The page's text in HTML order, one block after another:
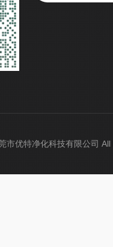
市优特净化科技有限公司